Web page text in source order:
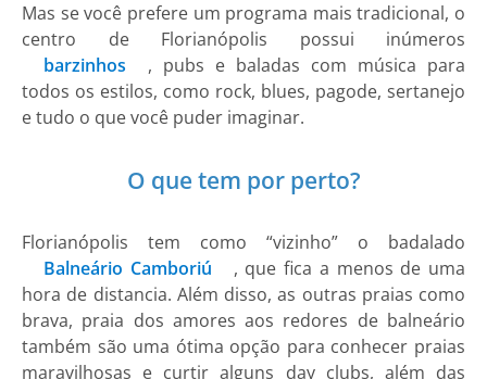
Mas se você prefere um programa mais tradicional, o
centro de Florianópolis possui inúmeros
barzinhos
, pubs e baladas com música para
todos os estilos, como rock, blues, pagode, sertanejo
e tudo o que você puder imaginar.
O que tem por perto?
Florianópolis tem como “vizinho” o badalado
Balneário Camboriú
, que fica a menos de uma
hora de distancia. Além disso, as outras praias como
brava, praia dos amores aos redores de balneário
também são uma ótima opção para conhecer praias
maravilhosas e curtir alguns day clubs, além das